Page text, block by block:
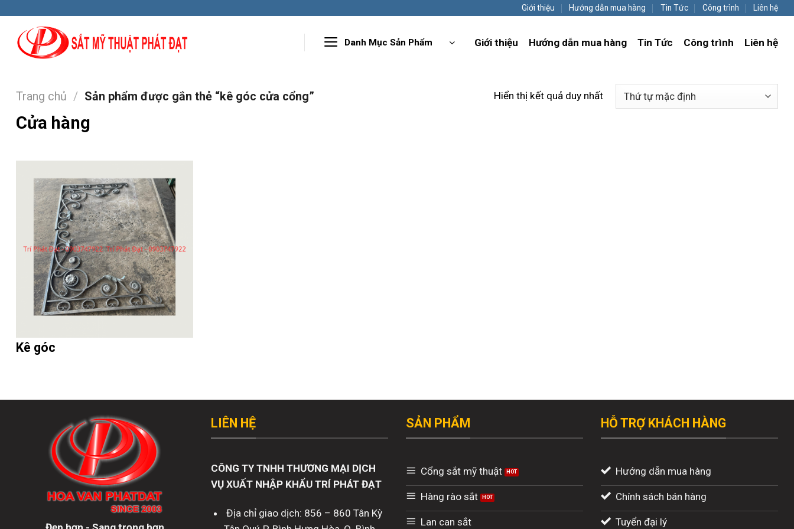
content
Giới thiệu Hướng dẫn mua hàng Tin Tức Công trình Liên hệ
Danh Mục Sản Phẩm Giới thiệu Hướng dẫn mua hàng Tin Tức Công trình Liên hệ
Trang chủ / Sản phẩm được gắn thẻ “kê góc cửa cổng” Hiển thị kết quả duy nhất
Cửa hàng
Kê góc
LIÊN HỆ
CÔNG TY TNHH THƯƠNG MẠI DỊCH
VỤ XUẤT NHẬP KHẨU TRÍ PHÁT ĐẠT
Địa chỉ giao dịch: 856 – 860 Tân Kỳ
SẢN PHẨM
Cổng sắt mỹ thuật
Hàng rào sắt
Lan can sắt
HỖ TRỢ KHÁCH HÀNG
Hướng dẫn mua hàng
Chính sách bán hàng
Tuyển đại lý